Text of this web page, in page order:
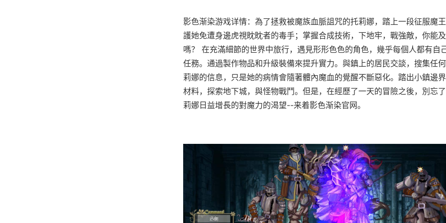
影色渐染游戏详情：為了拯救被魔族血脈詛咒的托莉娜，踏上一段征服魔
護她免遭身邊虎視眈眈者的毒手；掌握合成技術，下地牢，戰強敵，你能
嗎？ 在充滿細節的世界中旅行，遇見形形色色的角色，幾乎每個人都有自
任務。通過製作物品和升級裝備來提升實力。與鎮上的居民交談，搜集任
莉娜的信息，只是她的病情會隨著體內魔血的覺醒不斷惡化。踏出小鎮邊
材料，探索地下城，與怪物戰鬥。但是，在經歷了一天的冒險之後，別忘
莉娜日益增長的對魔力的渴望--来着影色渐染官网。